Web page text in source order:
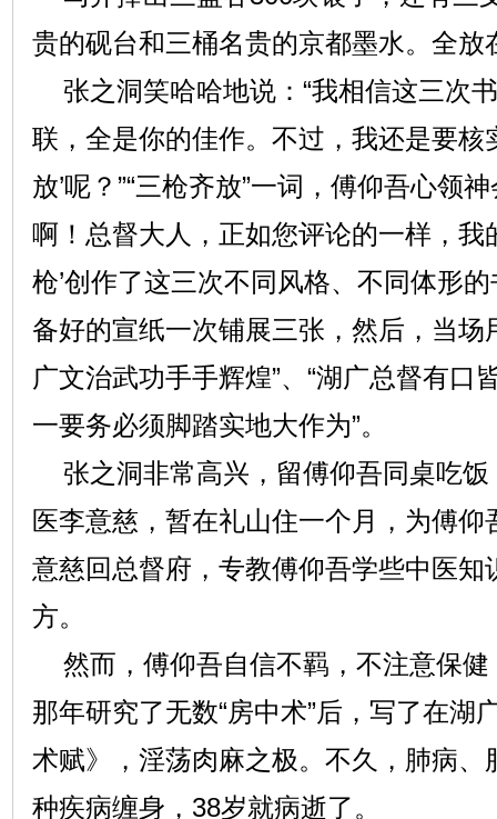
贵的砚台和三桶名贵的京都墨水。全放
张之洞笑哈哈地说：“我相信这三次
联，全是你的佳作。不过，我还是要核
放’呢？”“三枪齐放”一词，傅仰吾心领
啊！总督大人，正如您评论的一样，我
枪’创作了这三次不同风格、不同体形
备好的宣纸一次铺展三张，然后，当场
广文治武功手手辉煌”、“湖广总督有口
一要务必须脚踏实地大作为”。
张之洞非常高兴，留傅仰吾同桌吃饭
医李意慈，暂在礼山住一个月，为傅
意慈回总督府，专教傅仰吾学些中医知
方。
然而，傅仰吾自信不羁，不注意保健
那年研究了无数“房中术”后，写了在湖
术赋》，淫荡肉麻之极。不久，肺病、
种疾病缠身，38岁就病逝了。